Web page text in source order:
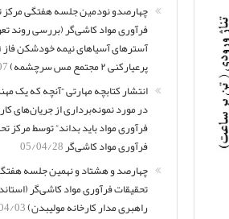
چهارصدو نودمین جلسه هفتگی مرکز
فرآوری مواد کاشی‌گر (بررسی روند
پرعیارکنی ۲ مجتمع مس سرچشمه)
انتشار کتابچه مهارتی “آنچه که یک
در مورد نمونه‌برداری از جریان‌های
فرآوری مواد باید بداند” توسط مرکز
فرآوری مواد کاشی‌گر05/04/28
چهارصد و هشتاد و نهمین جلسه
تحقیقات فرآوری مواد کاشی‌گر
راهبری مدار کارخانه مولیبدن)03